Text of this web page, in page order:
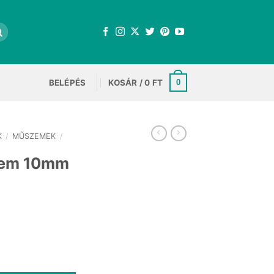
BELÉPÉS KOSÁR /0 FT 0
/ MŰSZEMEK /
10mm